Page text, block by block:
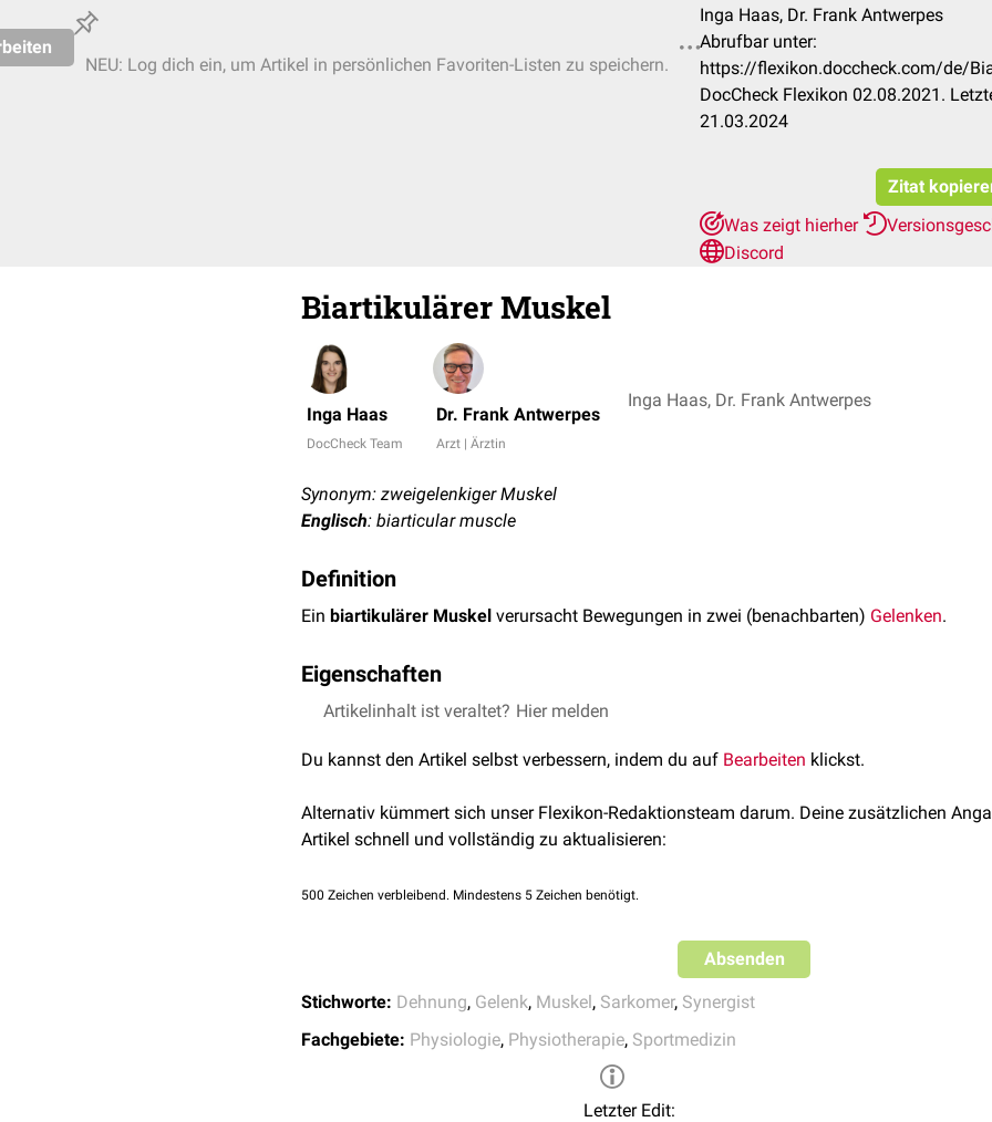
NEU: Log dich ein, um Artikel in persönlichen Favoriten-Listen zu speichern.
Inga Haas, Dr. Frank Antwerpes
Abrufbar unter:
https://flexikon.doccheck.com/de/
DocCheck Flexikon 02.08.2021.
21.03.2024
Zitat
Was zeigt hierher
Discord
Biartikulärer Muskel
Inga Haas
DocCheck Team
Dr. Frank Antwerpes
Arzt | Ärztin
Inga Haas, Dr. Frank Antwerpes
Synonym: zweigelenkiger Muskel
Englisch: biarticular muscle
Definition
Ein biartikulärer Muskel verursacht Bewegungen in zwei (benachbarten) Gelenken.
Eigenschaften
Die Dehnung eines biartikulären Muskels erfordert eine bestimmte Winkelkonfiguration
gestreckt ist und derArmimGlenohumeralgelenk retrovertiertwird. Der Einfachheit
bewegt.
Möglich ist, dass sich der Muskel durch eine Winkelkonfiguration der beiden Gelenke in
dahermonoartikuläre Synergisten, die jedes der beiden Gelenke in einen günstigeren
Ein physiologisches Merkmal von biartikulären Muskeln ist eine
Artikelinhalt ist veraltet? Hier melden
Du kannst den Artikel selbst verbessern, indem du auf Bearbeiten klickst.
Alternativ kümmert sich unser Flexikon-Redaktionsteam darum. Deine zusätzlichen
Artikel schnell und vollständig zu aktualisieren:
500 Zeichen verbleibend. Mindestens 5 Zeichen benötigt.
Absenden
Stichworte: Dehnung, Gelenk, Muskel, Sarkomer, Synergist
Fachgebiete: Physiologie, Physiotherapie, Sportmedizin
Letzter Edit: